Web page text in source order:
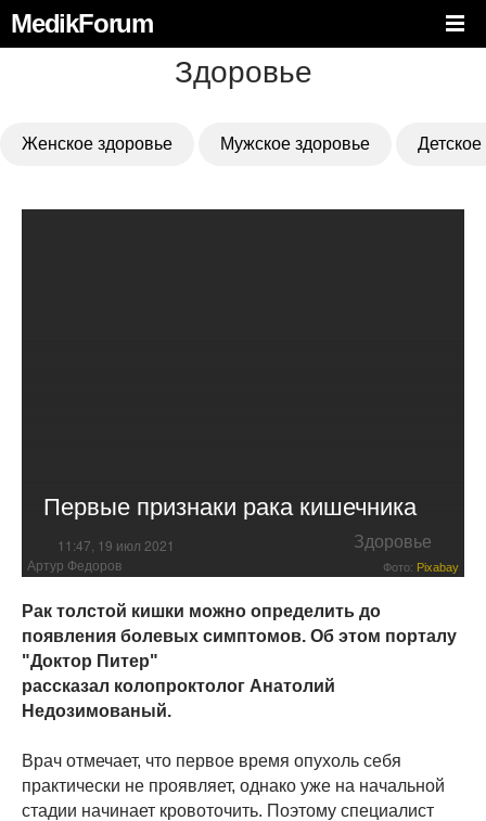
MedikForum
Здоровье
Женское здоровье Мужское здоровье
Первые признаки рака кишечника
11:47, 19 июл 2021 Здоровье
Артур Федоров Фото: Pixabay
Рак толстой кишки можно определить до
появления болевых симптомов. Об этом порталу
"Доктор Питер"
рассказал колопроктолог Анатолий
Недозимованый.
Врач отмечает, что первое время опухоль себя
практически не проявляет, однако уже на начальной
стадии начинает кровоточить. Поэтому специалист